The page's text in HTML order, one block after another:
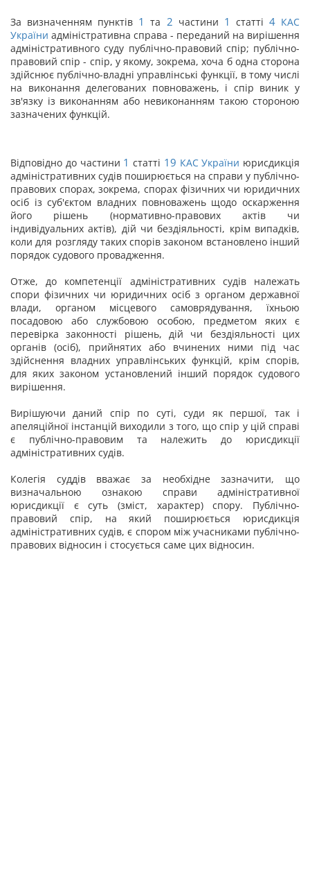
За визначенням пунктів 1 та 2 частини 1 статті 4 КАС
України адміністративна справа - переданий на вирішення
адміністративного суду публічно-правовий спір; публічно-
правовий спір - спір, у якому, зокрема, хоча б одна сторона
здійснює публічно-владні управлінські функції, в тому числі
на виконання делегованих повноважень, і спір виник у
зв'язку із виконанням або невиконанням такою стороною
зазначених функцій.
Відповідно до частини 1 статті 19 КАС України юрисдикція
адміністративних судів поширюється на справи у публічно-
правових спорах, зокрема, спорах фізичних чи юридичних
осіб із суб'єктом владних повноважень щодо оскарження
його рішень (нормативно-правових актів чи
індивідуальних актів), дій чи бездіяльності, крім випадків,
коли для розгляду таких спорів законом встановлено інший
порядок судового провадження.
Отже, до компетенції адміністративних судів належать
спори фізичних чи юридичних осіб з органом державної
влади, органом місцевого самоврядування, їхньою
посадовою або службовою особою, предметом яких є
перевірка законності рішень, дій чи бездіяльності цих
органів (осіб), прийнятих або вчинених ними під час
здійснення владних управлінських функцій, крім спорів,
для яких законом установлений інший порядок судового
вирішення.
Вирішуючи даний спір по суті, суди як першої, так і
апеляційної інстанцій виходили з того, що спір у цій справі
є публічно-правовим та належить до юрисдикції
адміністративних судів.
Колегія суддів вважає за необхідне зазначити, що
визначальною ознакою справи адміністративної
юрисдикції є суть (зміст, характер) спору. Публічно-
правовий спір, на який поширюється юрисдикція
адміністративних судів, є спором між учасниками публічно-
правових відносин і стосується саме цих відносин.